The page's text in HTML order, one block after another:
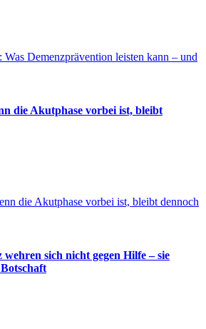
die Akutphase vorbei ist, bleibt
wehren sich nicht gegen Hilfe – sie